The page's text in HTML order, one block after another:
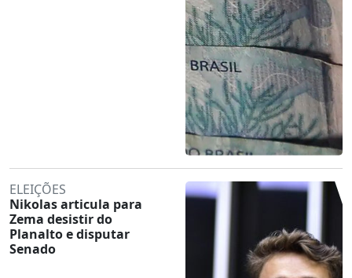
ELEIÇÕES
Nikolas articula para
Zema desistir do
Planalto e disputar
Senado